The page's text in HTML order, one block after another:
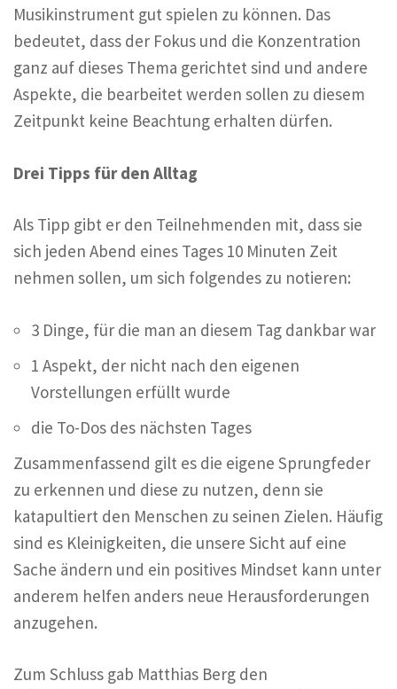
Musikinstrument gut spielen zu können. Das
bedeutet, dass der Fokus und die Konzentration
ganz auf dieses Thema gerichtet sind und andere
Aspekte, die bearbeitet werden sollen zu diesem
Zeitpunkt keine Beachtung erhalten dürfen.
Drei Tipps für den Alltag
Als Tipp gibt er den Teilnehmenden mit, dass sie
sich jeden Abend eines Tages 10 Minuten Zeit
nehmen sollen, um sich folgendes zu notieren:
3 Dinge, für die man an diesem Tag dankbar war
1 Aspekt, der nicht nach den eigenen
Vorstellungen erfüllt wurde
die To-Dos des nächsten Tages
Zusammenfassend gilt es die eigene Sprungfeder
zu erkennen und diese zu nutzen, denn sie
katapultiert den Menschen zu seinen Zielen. Häufig
sind es Kleinigkeiten, die unsere Sicht auf eine
Sache ändern und ein positives Mindset kann unter
anderem helfen anders neue Herausforderungen
anzugehen.
Zum Schluss gab Matthias Berg den